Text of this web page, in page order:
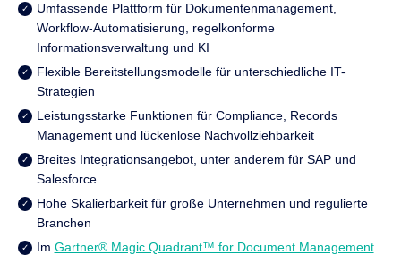
Umfassende Plattform für Dokumentenmanagement,
Workflow-Automatisierung, regelkonforme
Informationsverwaltung und KI
Flexible Bereitstellungsmodelle für unterschiedliche IT-
Strategien
Leistungsstarke Funktionen für Compliance, Records
Management und lückenlose Nachvollziehbarkeit
Breites Integrationsangebot, unter anderem für SAP und
Salesforce
Hohe Skalierbarkeit für große Unternehmen und regulierte
Branchen
Im Gartner® Magic Quadrant™ for Document Management